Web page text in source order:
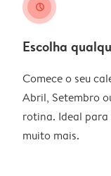
clock
Escolha
Comece o seu
Abril, Setembro
rotina. Ideal
muito mais.